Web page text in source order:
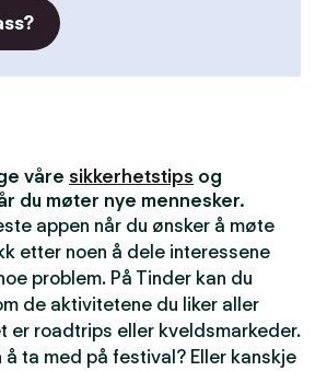
våre sikkerhetstips og
du møter nye mennesker.
appen når du ønsker å møte
etter noen å dele interessene
problem. På Tinder kan du
de aktivitetene du liker aller
er roadtrips eller kveldsmarkeder.
å ta med på festival? Eller kanskje